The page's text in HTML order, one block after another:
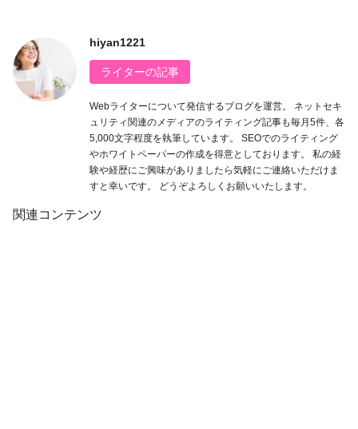
hiyan1221
ライターの記事
Webライターについて発信するブログを運営。 ネットセキ
ュリティ関連のメディアのライティング記事も毎月5件、各
5,000文字程度を執筆しています。 SEOでのライティング
やホワイトペーパーの作成を得意としております。 私の経
験や経歴にご興味がありましたら気軽にご連絡いただけま
すと幸いです。 どうぞよろしくお願いいたします。
関連コンテンツ